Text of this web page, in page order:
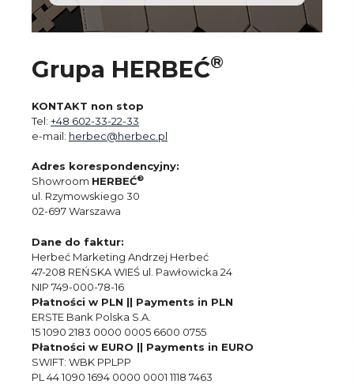
Grupa HERBEĆ®
KONTAKT non stop
Tel: +48 602-33-22-33
e-mail: herbec@herbec.pl
Adres korespondencyjny:
Showroom HERBEĆ®
ul. Rzymowskiego 30
02-697 Warszawa
Dane do faktur:
Herbeć Marketing Andrzej Herbeć
47-208 REŃSKA WIEŚ ul. Pawłowicka 24
NIP 749-000-78-16
Płatności w PLN || Payments in PLN
ERSTE Bank Polska S.A.
15 1090 2183 0000 0005 6600 0755
Płatności w EURO || Payments in EURO
SWIFT: WBK PPLPP
PL 44 1090 1694 0000 0001 1118 7463